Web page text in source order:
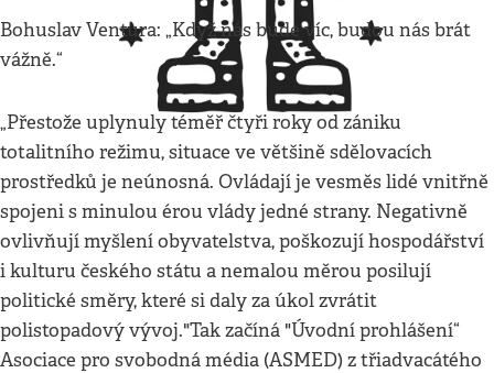
Bohuslav Ventura: „Když nás bude víc, budou nás brát
vážně.“
„Přestože uplynuly téměř čtyři roky od zániku
totalitního režimu, situace ve většině sdělovacích
prostředků je neúnosná. Ovládají je vesměs lidé vnitřně
spojeni s minulou érou vlády jedné strany. Negativně
ovlivňují myšlení obyvatelstva, poškozují hospodářství
i kulturu českého státu a nemalou měrou posilují
politické směry, které si daly za úkol zvrátit
polistopadový vývoj."Tak začíná "Úvodní prohlášení“
Asociace pro svobodná média (ASMED) z třiadvacátého